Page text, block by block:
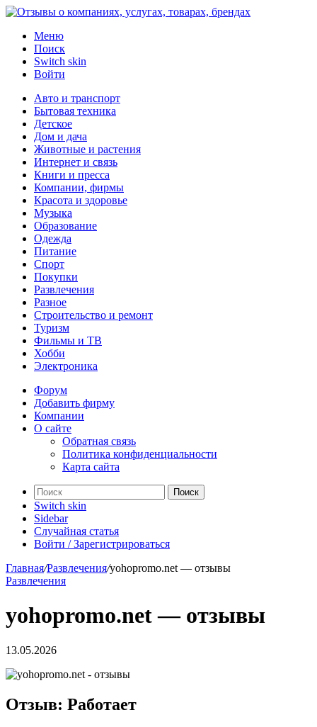
Меню
Поиск
Switch skin
Войти
Авто и транспорт
Бытовая техника
Детское
Дом и дача
Животные и растения
Интернет и связь
Книги и пресса
Компании, фирмы
Красота и здоровье
Музыка
Образование
Одежда
Питание
Спорт
Покупки
Развлечения
Разное
Строительство и ремонт
Туризм
Фильмы и ТВ
Хобби
Электроника
Форум
Добавить фирму
Компании
О сайте
Обратная связь
Политика конфиденциальности
Карта сайта
Поиск
Switch skin
Sidebar
Случайная статья
Войти / Зарегистрироваться
Главная/Развлечения/yohopromo.net — отзывы
Развлечения
yohopromo.net — отзывы
13.05.2026
Отзыв: Работает